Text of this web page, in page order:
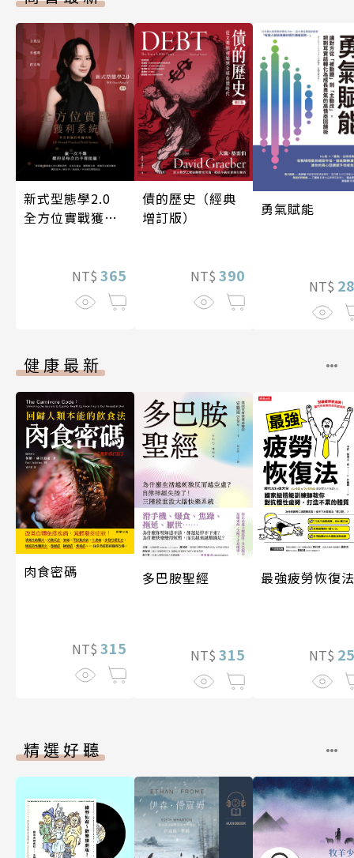
新式型態學2.0
全方位實戰獲利
NT$ 365
債的歷史（經典
增訂版）
NT$ 390
勇氣賦能
NT$
健康最新
肉食密碼
NT$ 315
多巴胺聖經
NT$ 315
最強疲勞恢復法
NT$
精選好聽